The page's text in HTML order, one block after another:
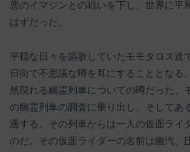
悪のイマジンとの戦いを下し、世界に平
はずだった。
平穏な日々を謳歌していたモモタロス達
日街で不思議な噂を耳にすることとなる
然現れる幽霊列車についての噂だった。
の幽霊列車の調査に乗り出し、そしてあ
遇する。その列車からは一人の仮面ライ
のだ。その仮面ライダーの名前は幽汽、